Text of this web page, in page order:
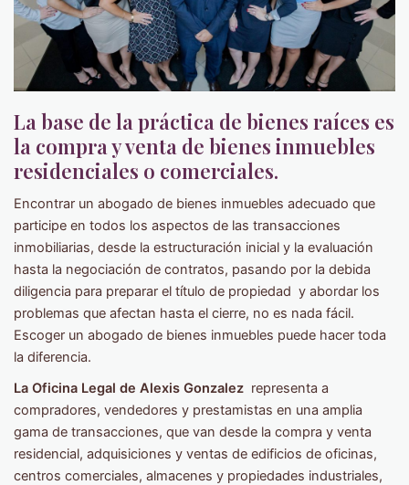
La base de la práctica de bienes raíces es
la compra y venta de bienes inmuebles
residenciales o comerciales.
Encontrar un abogado de bienes inmuebles adecuado que
participe en todos los aspectos de las transacciones
inmobiliarias, desde la estructuración inicial y la evaluación
hasta la negociación de contratos, pasando por la debida
diligencia para preparar el título de propiedad y abordar los
problemas que afectan hasta el cierre, no es nada fácil.
Escoger un abogado de bienes inmuebles puede hacer toda
la diferencia.
La Oficina Legal de Alexis Gonzalez representa a
compradores, vendedores y prestamistas en una amplia
gama de transacciones, que van desde la compra y venta
residencial, adquisiciones y ventas de edificios de oficinas,
centros comerciales, almacenes y propiedades industriales,